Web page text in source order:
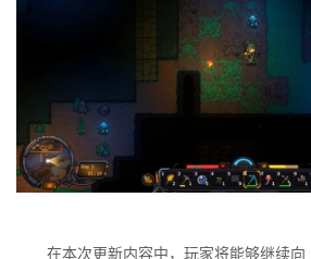
在本次更新内容中，玩家将能够继续